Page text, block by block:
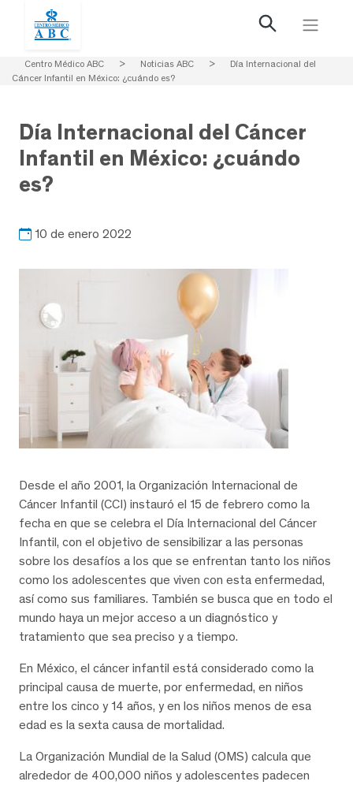
Centro Médico ABC > Noticias ABC >
Día Internacional del
Cáncer Infantil en México: ¿cuándo es?
Día Internacional del Cáncer
Infantil en México: ¿cuándo
es?
10 de enero 2022
Desde el año 2001, la Organización Internacional de
Cáncer Infantil (CCI) instauró el 15 de febrero como la
fecha en que se celebra el Día Internacional del Cáncer
Infantil, con el objetivo de sensibilizar a las personas
sobre los desafíos a los que se enfrentan tanto los niños
como los adolescentes que viven con esta enfermedad,
así como sus familiares. También se busca que en todo el
mundo haya un mejor acceso a un diagnóstico y
tratamiento que sea preciso y a tiempo.
En México, el cáncer infantil está considerado como la
principal causa de muerte, por enfermedad, en niños
entre los cinco y 14 años, y en los niños menos de esa
edad es la sexta causa de mortalidad.
La Organización Mundial de la Salud (OMS) calcula que
alrededor de 400,000 niños y adolescentes padecen